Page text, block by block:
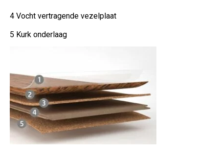
4 Vocht vertragende vezelplaat
5 Kurk onderlaag